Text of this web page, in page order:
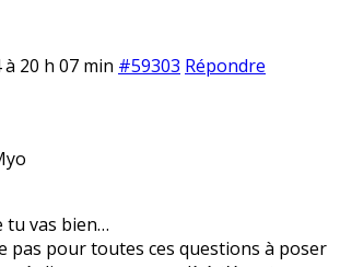
20 h 07 min #59303 Répondre
tu vas bien…
pas pour toutes ces questions à poser